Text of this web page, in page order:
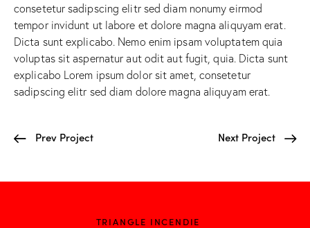
consetetur sadipscing elitr sed diam nonumy eirmod
tempor invidunt ut labore et dolore magna aliquyam erat.
Dicta sunt explicabo. Nemo enim ipsam voluptatem quia
voluptas sit aspernatur aut odit aut fugit, quia. Dicta sunt
explicabo Lorem ipsum dolor sit amet, consetetur
sadipscing elitr sed diam dolore magna aliquyam erat.
Prev Project Next Project
TRIANGLE INCENDIE